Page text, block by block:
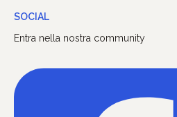
SOCIAL
Entra nella nostra community